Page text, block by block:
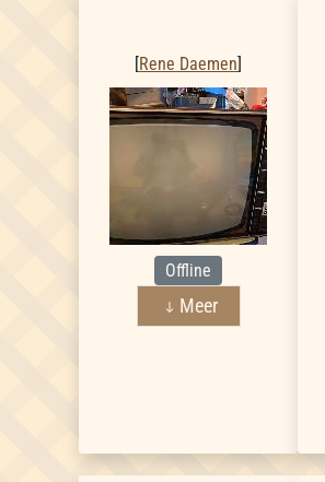
[Rene Daemen]
Offline
Meer